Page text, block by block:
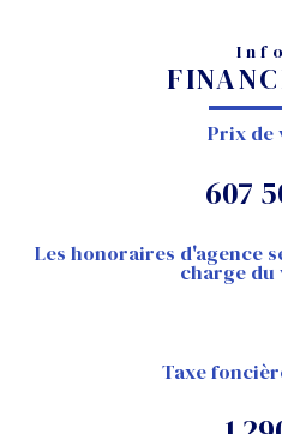
Prix de
607
Les honoraires d'agence
charge du
Taxe